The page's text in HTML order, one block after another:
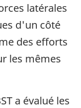
latérales
d'un côté
des efforts
les mêmes
a évalué les